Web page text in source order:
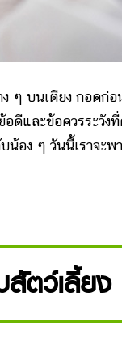
ๆ บนเตียง กอดก่
และข้อควรระวังที่
อง ๆ วันนี้เราจะพ
ตว์เลี้ยง